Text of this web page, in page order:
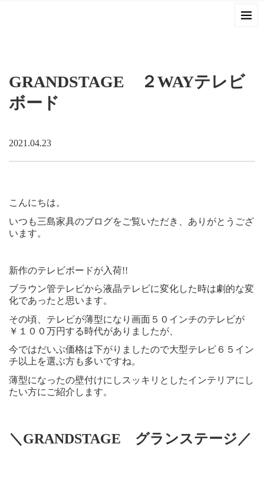
GRANDSTAGE ２WAYテレビ
ボード
2021.04.23
こんにちは。
いつも三島家具のブログをご覧いただき、ありがとうござ
います。
新作のテレビボードが入荷!!
ブラウン管テレビから液晶テレビに変化した時は劇的な変
化であったと思います。
その頃、テレビが薄型になり画面５０インチのテレビが
￥１００万円する時代がありましたが、
今ではだいぶ価格は下がりましたので大型テレビ６５イン
チ以上を選ぶ方も多いですね。
薄型になったの壁付けにしスッキリとしたインテリアにし
たい方にご紹介します。
＼GRANDSTAGE グランステージ／